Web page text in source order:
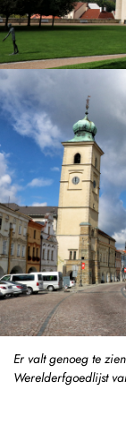
Er valt genoeg te
Werelderfgoedlijst